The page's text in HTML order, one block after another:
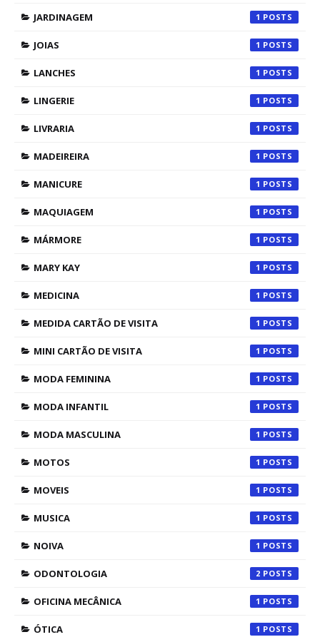
JARDINAGEM 1
JOIAS 1
LANCHES 1
LINGERIE 1
LIVRARIA 1
MADEIREIRA 1
MANICURE 1
MAQUIAGEM 1
MÁRMORE 1
MARY KAY 1
MEDICINA 1
MEDIDA CARTÃO DE VISITA 1
MINI CARTÃO DE VISITA 1
MODA FEMININA 1
MODA INFANTIL 1
MODA MASCULINA 1
MOTOS 1
MOVEIS 1
MUSICA 1
NOIVA 1
ODONTOLOGIA 2
OFICINA MECÂNICA 1
ÓTICA 1